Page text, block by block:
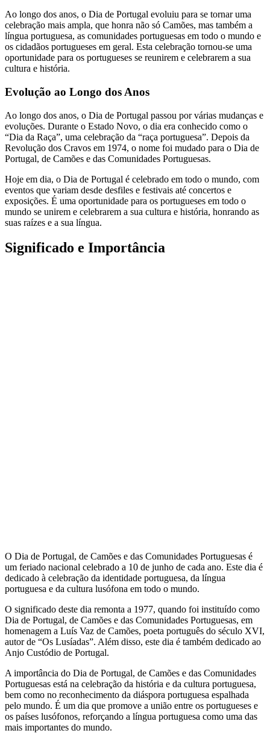
Ao longo dos anos, o Dia de Portugal evoluiu para se tornar uma
celebração mais ampla, que honra não só Camões, mas também a
língua portuguesa, as comunidades portuguesas em todo o mundo e
os cidadãos portugueses em geral. Esta celebração tornou-se uma
oportunidade para os portugueses se reunirem e celebrarem a sua
cultura e história.
Evolução ao Longo dos Anos
Ao longo dos anos, o Dia de Portugal passou por várias mudanças e
evoluções. Durante o Estado Novo, o dia era conhecido como o
“Dia da Raça”, uma celebração da “raça portuguesa”. Depois da
Revolução dos Cravos em 1974, o nome foi mudado para o Dia de
Portugal, de Camões e das Comunidades Portuguesas.
Hoje em dia, o Dia de Portugal é celebrado em todo o mundo, com
eventos que variam desde desfiles e festivais até concertos e
exposições. É uma oportunidade para os portugueses em todo o
mundo se unirem e celebrarem a sua cultura e história, honrando as
suas raízes e a sua língua.
Significado e Importância
O Dia de Portugal, de Camões e das Comunidades Portuguesas é
um feriado nacional celebrado a 10 de junho de cada ano. Este dia é
dedicado à celebração da identidade portuguesa, da língua
portuguesa e da cultura lusófona em todo o mundo.
O significado deste dia remonta a 1977, quando foi instituído como
Dia de Portugal, de Camões e das Comunidades Portuguesas, em
homenagem a Luís Vaz de Camões, poeta português do século XVI,
autor de “Os Lusíadas”. Além disso, este dia é também dedicado ao
Anjo Custódio de Portugal.
A importância do Dia de Portugal, de Camões e das Comunidades
Portuguesas está na celebração da história e da cultura portuguesa,
bem como no reconhecimento da diáspora portuguesa espalhada
pelo mundo. É um dia que promove a união entre os portugueses e
os países lusófonos, reforçando a língua portuguesa como uma das
mais importantes do mundo.